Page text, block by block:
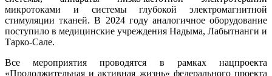
микротоками и системы глубокой электромагнитной
стимуляции тканей. В 2024 году аналогичное оборудование
поступило в медицинские учреждения Надыма, Лабытнанги и
Тарко-Сале.
Все мероприятия проводятся в рамках нацпроекта
«Продолжительная и активная жизнь» федерального проекта